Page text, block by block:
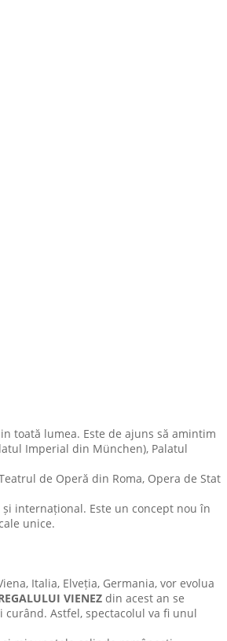
toată lumea. Este de ajuns să amintim
Imperial din München), Palatul
de Operă din Roma, Opera de Stat
internațional. Este un concept nou în
unice.
Italia, Elveția, Germania, vor evolua
VIENEZ din acest an se
Astfel, spectacolul va fi unul